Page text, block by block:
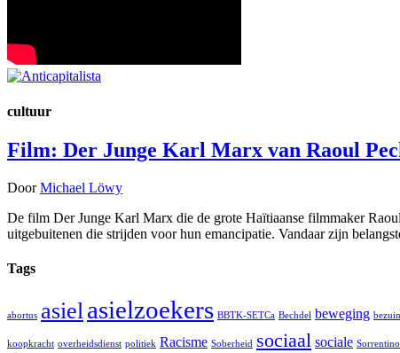
cultuur
Film: Der Junge Karl Marx van Raoul
DoorMichael Löwy
De film Der Junge Karl Marx die de grote Haïtiaanse filmmaker
uitgebuitenen die strijden voor hun emancipatie. Vandaar zijn
Tags
abortus asielasielzoekers BBTK-SETCa Bechdel beweging
koopkracht overheidsdienst politiek Racisme Soberheid sociaal sociale Sorrentino